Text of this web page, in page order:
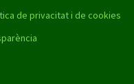
de privacitat i de cookies